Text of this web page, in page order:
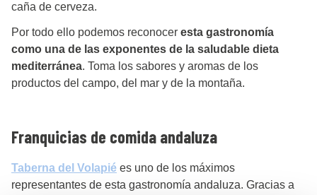
caña de cerveza.
Por todo ello podemos reconocer esta gastronomía
como una de las exponentes de la saludable dieta
mediterránea. Toma los sabores y aromas de los
productos del campo, del mar y de la montaña.
Franquicias de comida andaluza
Taberna del Volapié es uno de los máximos
representantes de esta gastronomía andaluza. Gracias a